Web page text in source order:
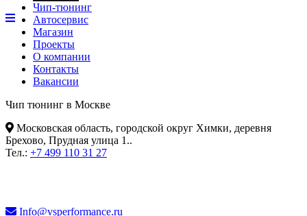
Чип-тюнинг
Автосервис
Магазин
Проекты
О компании
Контакты
Вакансии
Чип тюнинг в Москве
Московская область, городской округ Химки, деревня
Брехово, Прудная улица 1..
Тел.: +7 499 110 31 27
Info@vsperformance.ru